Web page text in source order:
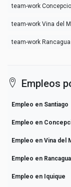
team-work
team-work Vina del
team-work Rancagua
Empleos
Empleo en Santiago
Empleo en
Empleo en Vina del
Empleo en Rancagua
Empleo en Iquique